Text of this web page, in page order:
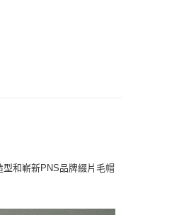
和嶄新PNS品牌綴片 毛帽